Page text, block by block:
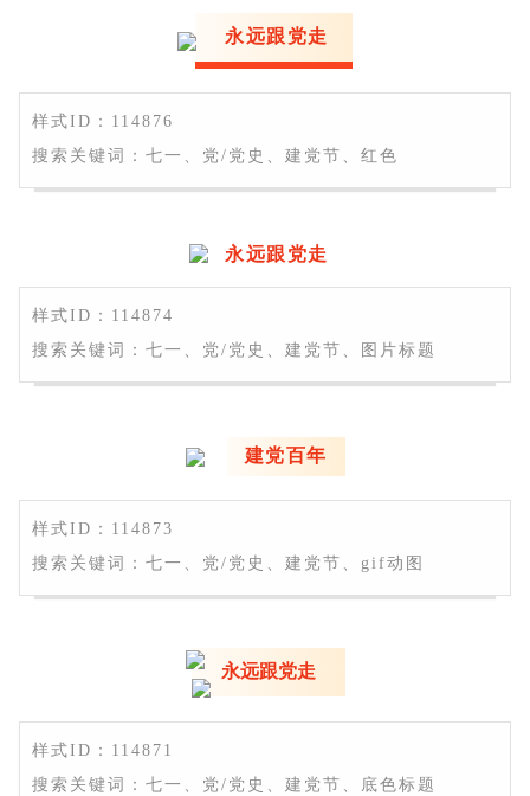
永远跟党走
样式ID：114876
搜索关键词：七一、党/党史、建党节、红色
永远跟党走
样式ID：114874
搜索关键词：七一、党/党史、建党节、图片标题
建党百年
样式ID：114873
搜索关键词：七一、党/党史、建党节、gif动图
永远跟党走
样式ID：114871
搜索关键词：七一、党/党史、建党节、底色标题